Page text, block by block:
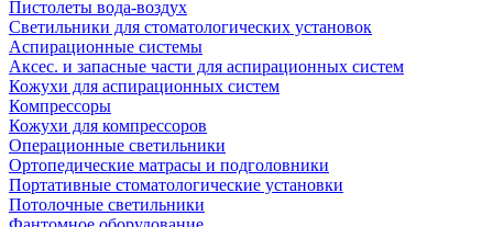
Пистолеты вода-воздух
Светильники для стоматологических установок
Аспирационные системы
Аксес. и запасные части для аспирационных систем
Кожухи для аспирационных систем
Компрессоры
Кожухи для компрессоров
Операционные светильники
Ортопедические матрасы и подголовники
Портативные стоматологические установки
Потолочные светильники